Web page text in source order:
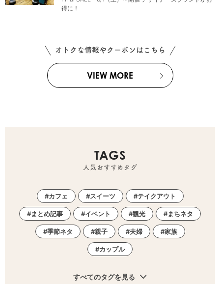
得に！
オトクな情報やクーポンはこちら
VIEW MORE
TAGS
人気おすすめタグ
カフェ スイーツ テイクアウト
まとめ記事 イベント 観光 まちネタ
季節ネタ 親子 夫婦 家族
カップル
すべてのタグを見る